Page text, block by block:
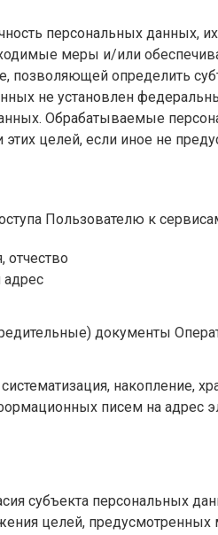
персональных данных,
меры и/или
позволяющей определить
не установлен
Обрабатываемые
целей, если иное не
Пользователю к
отчество
адрес
документы
накопление,
писем на адрес
субъекта персональных
целей,